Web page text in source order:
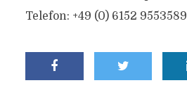
Telefon: +49 (0) 6152 9553589